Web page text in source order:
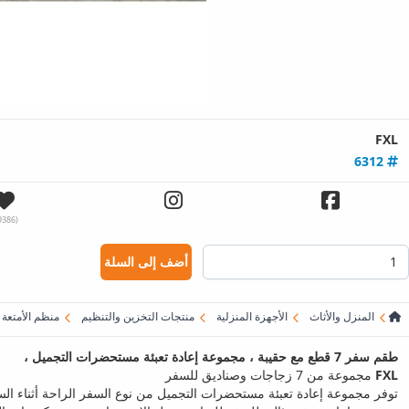
FXL
(19386)
أضف إلى السلة
المنزل والأثاث الأجهزة المنزلية منتجات التخزين والتنظيم منظم الأمتعة
طقم سفر 7 قطع مع حقيبة ، مجموعة إعادة تعبئة مستحضرات التجميل ،
FXL مجموعة من 7 زجاجات وصناديق للسفر
توفر مجموعة إعادة تعبئة مستحضرات التجميل من نوع السفر الراحة أثناء